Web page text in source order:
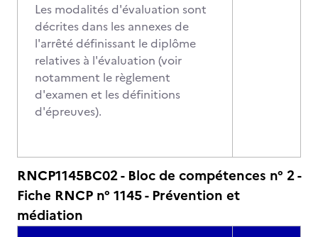
Les modalités d'évaluation sont
décrites dans les annexes de
l'arrêté définissant le diplôme
relatives à l'évaluation (voir
notamment le règlement
d'examen et les définitions
d'épreuves).
RNCP1145BC02 - Bloc de compétences n° 2 -
Fiche RNCP n° 1145 - Prévention et
médiation